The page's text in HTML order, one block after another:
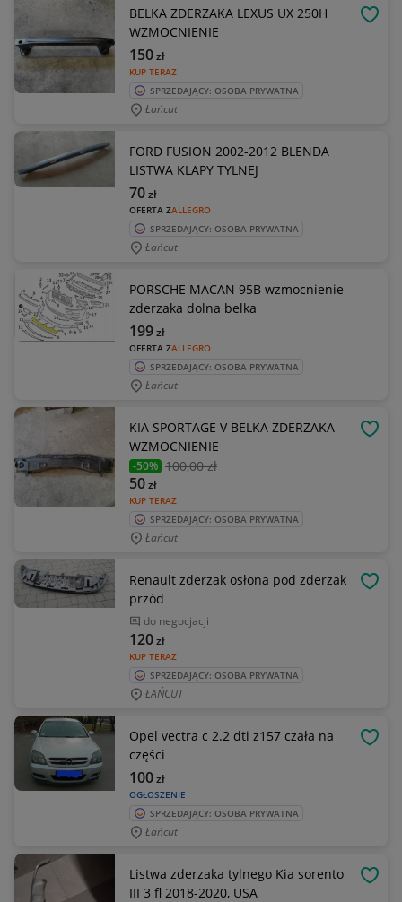
BELKA ZDERZAKA LEXUS UX 250H
WZMOCNIENIE
KUP TERAZ
150zł
SPRZEDAJĄCY: OSOBA PRYWATNA
Łańcut
FORD FUSION 2002-2012 BLENDA
LISTWA KLAPY TYLNEJ
OFERTA ZALLEGRO
70zł
SPRZEDAJĄCY: OSOBA PRYWATNA
Łańcut
PORSCHE MACAN 95B wzmocnienie
zderzaka dolna belka
OFERTA ZALLEGRO
199zł
SPRZEDAJĄCY: OSOBA PRYWATNA
Łańcut
KIA SPORTAGE V BELKA ZDERZAKA
WZMOCNIENIE
-50% 100,00 zł
KUP TERAZ
50zł
SPRZEDAJĄCY: OSOBA PRYWATNA
Łańcut
Renault zderzak osłona pod zderzak
przód
do negocjacji
KUP TERAZ
120zł
SPRZEDAJĄCY: OSOBA PRYWATNA
ŁAŃCUT
Opel vectra c 2.2 dti z157 czała na
części
OGŁOSZENIE
100zł
SPRZEDAJĄCY: OSOBA PRYWATNA
Łańcut
Listwa zderzaka tylnego Kia sorento
III 3 fl 2018-2020, USA